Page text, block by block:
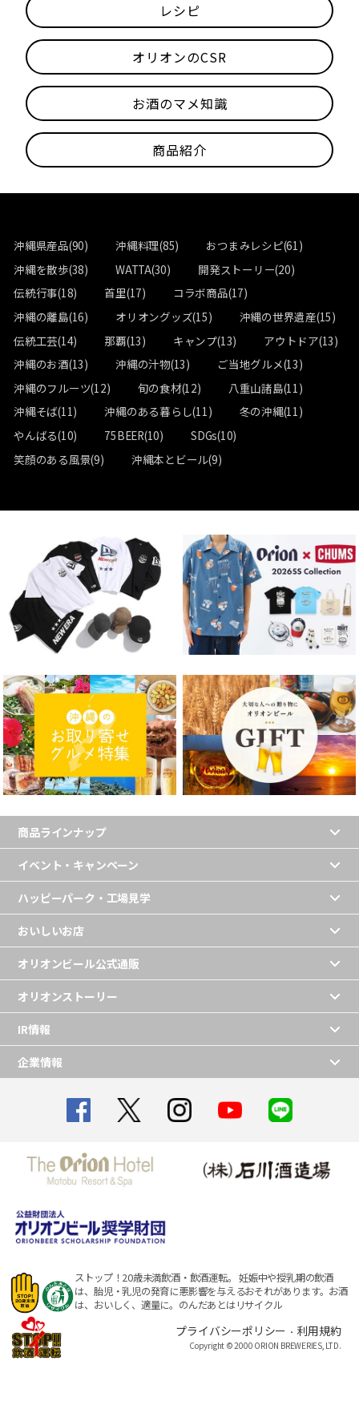
レシピ
オリオンのCSR
お酒のマメ知識
商品紹介
沖縄県産品(90) 沖縄料理(85)
おつまみレシピ(61)
沖縄を散歩(38)
WATTA(30)
開発ストーリー(20)
伝統行事(18)
首里(17)
コラボ商品(17)
沖縄の離島(16)
オリオングッズ(15)
沖縄の世界遺産(15)
伝統工芸(14)
那覇(13) キャンプ(13)
アウトドア(13)
沖縄のお酒(13)
沖縄の汁物(13)
ご当地グルメ(13)
沖縄のフルーツ(12)
旬の食材(12)
八重山諸島(11)
沖縄そば(11)
沖縄のある暮らし(11)
冬の沖縄(11)
やんばる(10)
75BEER(10)
SDGs(10)
笑顔のある風景(9)
沖縄本とビール(9)
商品ラインナップ
イベント・キャンペーン
ハッピーパーク・工場見学
おいしいお店
オリオンビール公式通販
オリオンストーリー
IR情報
企業情報
ストップ！20歳未満飲酒・飲酒運転。 妊娠中や授乳期の飲酒
は、胎児・乳児の発育に悪影響を与えるおそれがあります。 お酒
は、おいしく、適量に。のんだあとはリサイクル
プライバシーポリシー ・ 利用規約
Copyright © 2000 ORION BREWERIES, LTD.